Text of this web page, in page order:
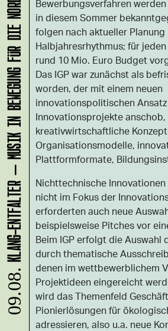
Bewerbungsverfahren
in diesem Sommer
folgen nach aktueller Planung
Halbjahresrhythmus; für
rund 10 Mio. Euro Budget
Das IGP war zunächst als
worden, der mit einem neuen
innovationspolitischen
Innovationsprojekte anschob,
kreativwirtschaftliche
Organisationsmodelle,
Plattformformate,
Nichttechnische
nicht im Fokus der
erforderten auch neue
beispielsweise Pitches vor
Beim IGP erfolgt die Auswahl
durch thematische
denen im wettbewerblichem
Projektideen eingereicht
wird das Themenfeld
Pionierlösungen für
adressieren, also u.a. neue
09.08.
KLANG-ENTFALTER – MUSIK IN BEWEGUNG FÜR DIE NORDSTADT